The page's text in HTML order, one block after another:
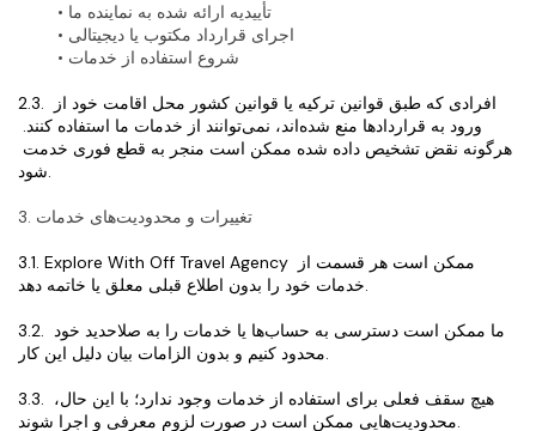
تأییدیه ارائه شده به نماینده ما
اجرای قرارداد مکتوب یا دیجیتالی
شروع استفاده از خدمات
2.3. افرادی که طبق قوانین ترکیه یا قوانین کشور محل اقامت خود از
شود.
3. تغییرات و محدودیت‌های خدمات
3.1. Explore With Off Travel Agency ممکن است هر قسمت از
خدمات خود را بدون اطلاع قبلی معلق یا خاتمه دهد.
3.2. ما ممکن است دسترسی به حساب‌ها یا خدمات را به صلاحدید خود
محدود کنیم و بدون الزامات بیان دلیل این کار.
3.3. هیچ سقف فعلی برای استفاده از خدمات وجود ندارد؛ با این حال،
محدودیت‌هایی ممکن است در صورت لزوم معرفی و اجرا شوند.